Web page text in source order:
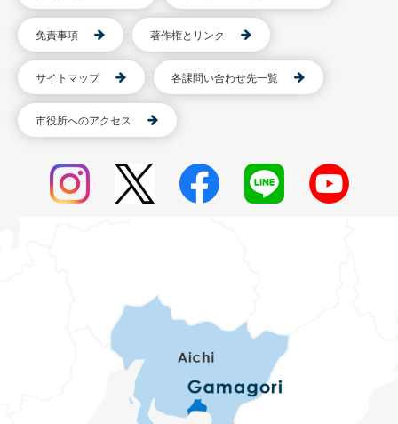
免責事項 著作権とリンク
サイトマップ 各課問い合わせ先一覧
市役所へのアクセス